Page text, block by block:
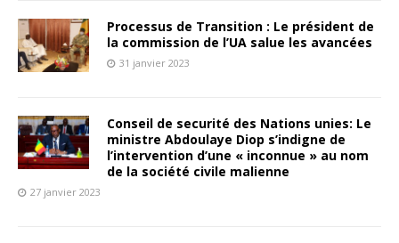
Processus de Transition : Le président de
la commission de l’UA salue les avancées
31 janvier 2023
Conseil de securité des Nations unies: Le
ministre Abdoulaye Diop s’indigne de
l’intervention d’une « inconnue » au nom
de la société civile malienne
27 janvier 2023